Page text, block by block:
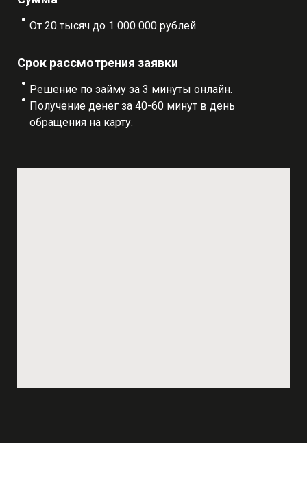
От 20 тысяч до 1 000 000 рублей.
Срок рассмотрения заявки
Решение по займу за 3 минуты онлайн.
Получение денег за 40-60 минут в день
обращения на карту.